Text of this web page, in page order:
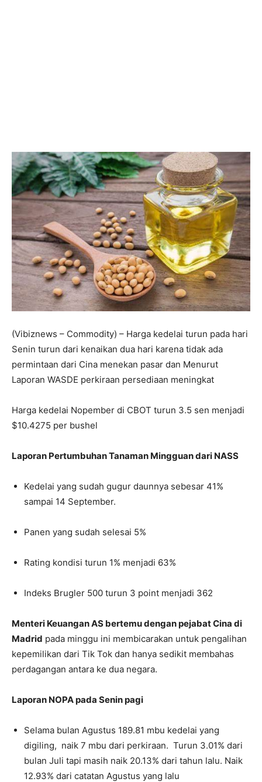
(Vibiznews – Commodity) – Harga kedelai turun pada hari
Senin turun dari kenaikan dua hari karena tidak ada
permintaan dari Cina menekan pasar dan Menurut
Laporan WASDE perkiraan persediaan meningkat
Harga kedelai Nopember di CBOT turun 3.5 sen menjadi
$10.4275 per bushel
Laporan Pertumbuhan Tanaman Mingguan dari NASS
Kedelai yang sudah gugur daunnya sebesar 41%
sampai 14 September.
Panen yang sudah selesai 5%
Rating kondisi turun 1% menjadi 63%
Indeks Brugler 500 turun 3 point menjadi 362
Menteri Keuangan AS bertemu dengan pejabat Cina di
Madrid pada minggu ini membicarakan untuk pengalihan
kepemilikan dari Tik Tok dan hanya sedikit membahas
perdagangan antara ke dua negara.
Laporan NOPA pada Senin pagi
Selama bulan Agustus 189.81 mbu kedelai yang
digiling, naik 7 mbu dari perkiraan. Turun 3.01% dari
bulan Juli tapi masih naik 20.13% dari tahun lalu. Naik
12.93% dari catatan Agustus yang lalu